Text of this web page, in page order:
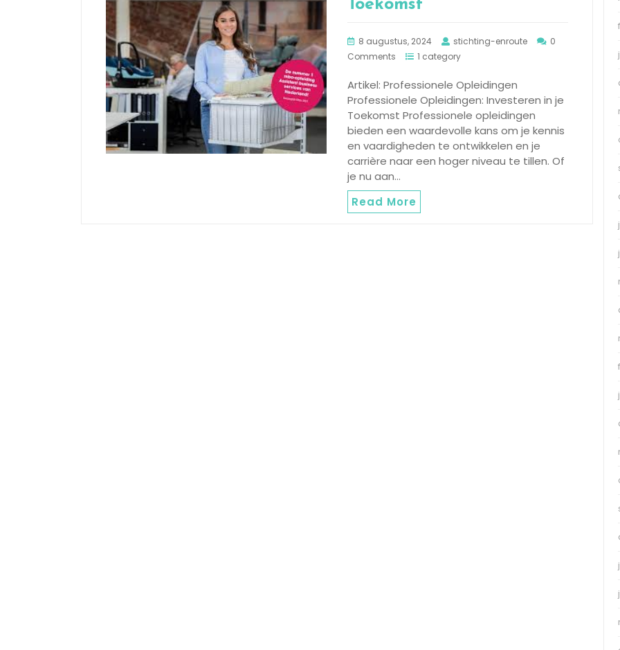
Toekomst
8 augustus, 2024 stichting-enroute
0
Comments
1 category
Artikel: Professionele Opleidingen
Professionele Opleidingen: Investeren in je
Toekomst Professionele opleidingen
bieden een waardevolle kans om je kennis
en vaardigheden te ontwikkelen en je
carrière naar een hoger niveau te tillen. Of
je nu aan…
Read More